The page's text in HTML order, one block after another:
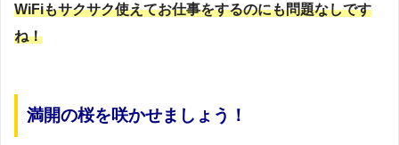
WiFiもサクサク使えてお仕事をするのにも問題なしです
ね！
満開の桜を咲かせましょう！